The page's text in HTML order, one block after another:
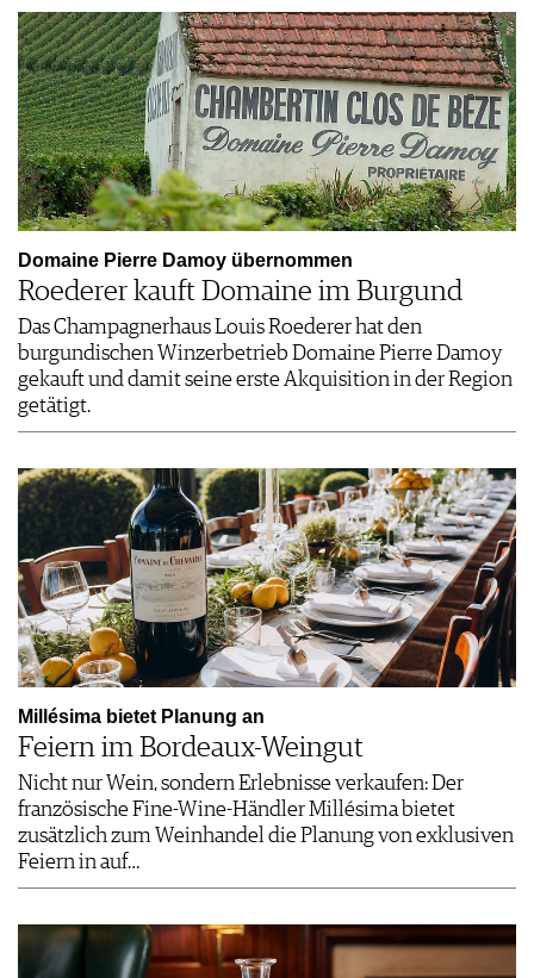
Domaine Pierre Damoy übernommen
Roederer kauft Domaine im Burgund
Das Champagnerhaus Louis Roederer hat den
burgundischen Winzerbetrieb Domaine Pierre Damoy
gekauft und damit seine erste Akquisition in der Region
getätigt.
Millésima bietet Planung an
Feiern im Bordeaux-Weingut
Nicht nur Wein, sondern Erlebnisse verkaufen: Der
französische Fine-Wine-Händler Millésima bietet
zusätzlich zum Weinhandel die Planung von exklusiven
Feiern in auf…